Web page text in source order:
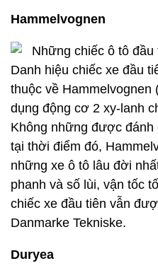
Hammelvognen
Danh hiệu chiếc xe đầu
thuộc về
dụng động cơ 2 xy-lanh
Không những được đánh
tại thời điểm đó,
những xe ô tô lâu đời
phanh và số lùi, vận tốc
chiếc xe đầu tiên vẫn
Danmarke Tekniske.
Duryea